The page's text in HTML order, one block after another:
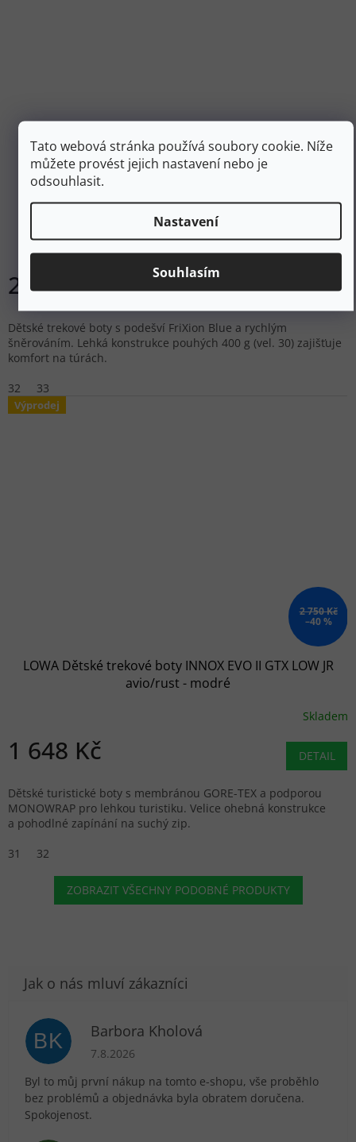
Tato webová stránka používá soubory cookie. Níže
můžete provést jejich nastavení nebo je
odsouhlasit.
Nastavení
Souhlasím
2 549 Kč
LA SPORTIVA Dětské trekové boty ULTRA RAPTOR II JR
kale/lime green - zelené
Skladem
2 037 Kč DETAIL
Dětské trekové boty s podešví FriXion Blue a rychlým
šněrováním. Lehká konstrukce pouhých 400 g (vel. 30) zajišťuje
komfort na túrách.
32
33
Výprodej
2 750 Kč
–40 %
LOWA Dětské trekové boty INNOX EVO II GTX LOW JR
avio/rust - modré
Skladem
1 648 Kč DETAIL
Dětské turistické boty s membránou GORE-TEX a podporou
MONOWRAP pro lehkou turistiku. Velice ohebná konstrukce
a pohodlné zapínání na suchý zip.
31
32
ZOBRAZIT VŠECHNY PODOBNÉ PRODUKTY
BK Barbora Kholová
Hodnocení obchodu je 5 z 5 hvězdiček.
7.8.2026
Byl to můj první nákup na tomto e-shopu, vše proběhlo
bez problémů a objednávka byla obratem doručena.
Spokojenost.